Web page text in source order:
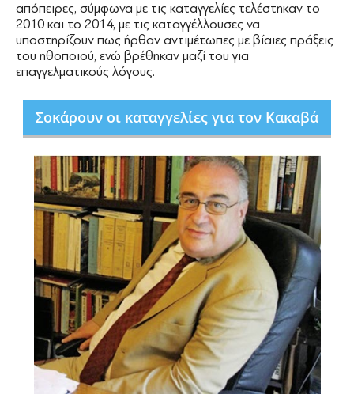
απόπειρες, σύμφωνα με τις καταγγελίες τελέστηκαν το
2010 και το 2014, με τις καταγγέλλουσες να
υποστηρίζουν πως ήρθαν αντιμέτωπες με βίαιες πράξεις
του ηθοποιού, ενώ βρέθηκαν μαζί του για
επαγγελματικούς λόγους.
Σοκάρουν οι καταγγελίες για τον Κακαβά